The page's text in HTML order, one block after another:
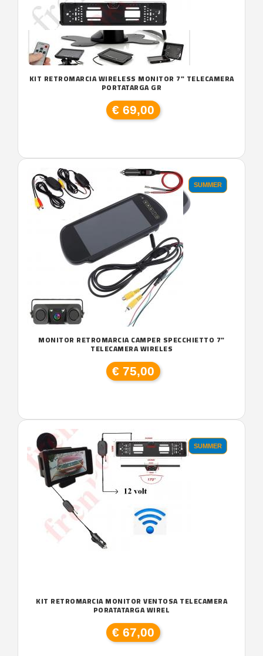
KIT RETROMARCIA WIRELESS MONITOR 7" TELECAMERA
PORTATARGA GR
€ 69,00
SUMMER
MONITOR RETROMARCIA CAMPER SPECCHIETTO 7"
TELECAMERA WIRELES
€ 75,00
SUMMER
KIT RETROMARCIA MONITOR VENTOSA TELECAMERA
PORATATARGA WIREL
€ 67,00